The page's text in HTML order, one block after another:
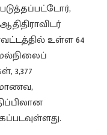
உள்ள 64
3,377